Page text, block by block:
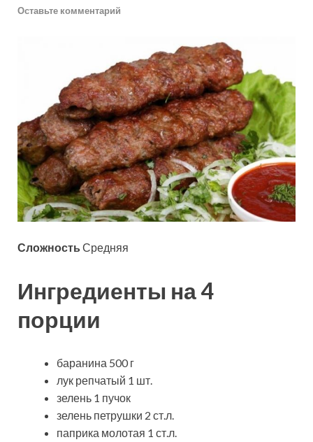
Оставьте комментарий
Сложность Средняя
Ингредиенты на 4
порции
баранина 500 г
лук репчатый 1 шт.
зелень 1 пучок
зелень петрушки 2 ст.л.
паприка молотая 1 ст.л.